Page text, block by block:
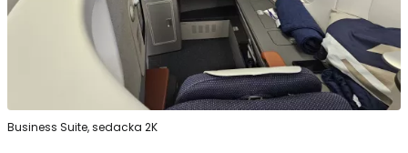
Business Suite, sedacka 2K